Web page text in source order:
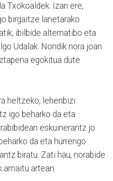
Txokoaldek. Izan ere,
birgaitze lanetarako
ibilbide alternatibo eta
Udalak. Nondik nora joan
egokitua dute
heltzeko, lehenbizi
igo beharko da eta
eskuinerantz jo
da eta hurrengo
biratu. Zati hau, norabide
amaitu artean.